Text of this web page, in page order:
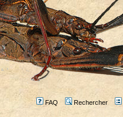
FAQ Rechercher